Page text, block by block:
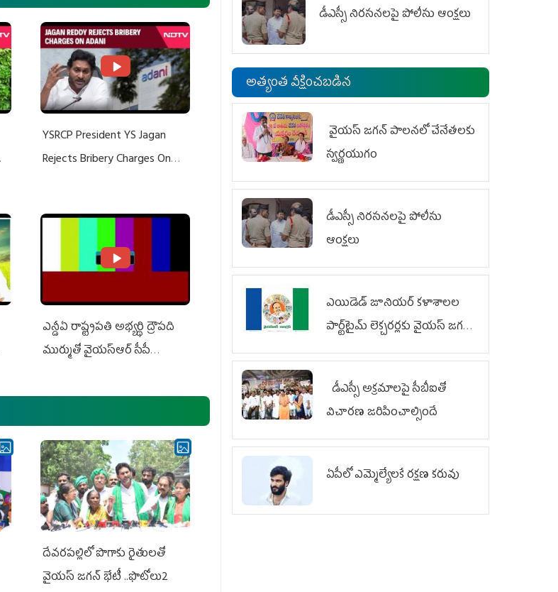
YSRCP President YS Jagan
Rejects Bribery Charges On
ఎన్డీఏ రాష్ట్ర‌ప‌తి అభ్య‌ర్థి ద్రౌప‌ది
ముర్ముతో వైయ‌స్ఆర్ సీపీ
ఎమ్మెల్యేలు, ఎంపీల స‌మావేశం
దేవరపల్లిలో పొగాకు రైతులతో
వైయస్ జగన్ భేటీ ..ఫొటోలు2
డీఎస్సీ నిరసనలపై పోలీసు ఆంక్షలు
అత్యంత వీక్షించబడిన
వైయ‌స్ జగన్ పాలనలో చేనేతలకు
స్వర్ణయుగం
డీఎస్సీ నిరసనలపై పోలీసు
ఆంక్షలు
ఎయిడెడ్‌ జూనియర్‌ కళాశాలల
పార్ట్‌టైమ్‌ లెక్చరర్లకు వైయ‌స్ జగన్
భరోసా
డీఎస్సీ అక్రమాలపై సీబీఐతో
విచారణ జరిపించాల్సిందే
ఏపీలో ఎమ్మెల్యేల‌కే ర‌క్ష‌ణ క‌రువు